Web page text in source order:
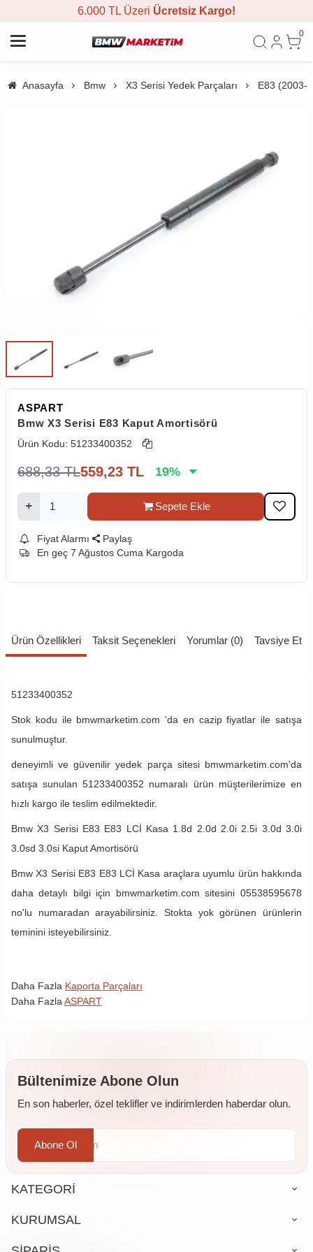
6.000 TL Üzeri Ücretsiz Kargo!
0
Anasayfa Bmw X3 Serisi Yedek Parçaları E83 (2003-
ASPART
Bmw X3 Serisi E83 Kaput Amortisörü
Ürün Kodu: 51233400352
688,33 TL559,23 TL 19%
Sepete Ekle
Fiyat Alarmı
Paylaş
En geç 7 Ağustos Cuma Kargoda
Ürün Özellikleri Taksit Seçenekleri Yorumlar (0) Tavsiye Et
51233400352
Stok kodu ile bmwmarketim.com 'da en cazip fiyatlar ile satışa
sunulmuştur.
deneyimli ve güvenilir yedek parça sitesi bmwmarketim.com'da
satışa sunulan 51233400352 numaralı ürün müşterilerimize en
hızlı kargo ile teslim edilmektedir.
Bmw X3 Serisi E83 E83 LCİ Kasa 1.8d 2.0d 2.0i 2.5i 3.0d 3.0i
3.0sd 3.0si Kaput Amortisörü
Bmw X3 Serisi E83 E83 LCİ Kasa araçlara uyumlu ürün hakkında
daha detaylı bilgi için bmwmarketim.com sitesini 05538595678
no'lu numaradan arayabilirsiniz. Stokta yok görünen ürünlerin
teminini isteyebilirsiniz.
Daha Fazla Kaporta Parçaları
Daha Fazla ASPART
Bültenimize Abone Olun
En son haberler, özel teklifler ve indirimlerden haberdar olun.
Abone Ol
KATEGORİ
KURUMSAL